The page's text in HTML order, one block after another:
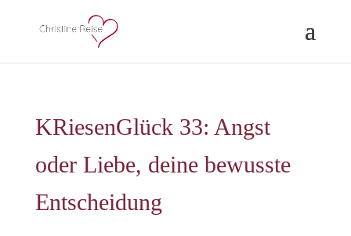
KRiesenGlück 33: Angst
oder Liebe, deine bewusste
Entscheidung